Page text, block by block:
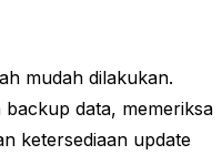
mudah dilakukan.
data, memeriksa
ketersediaan update